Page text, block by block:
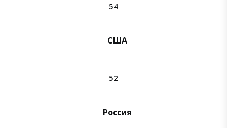
54
США
52
Россия